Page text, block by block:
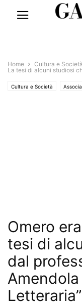
Home Cultura e Società
La tesi di alcuni studiosi
Cultura e Società
Omero
tesi di
dal
Amendola